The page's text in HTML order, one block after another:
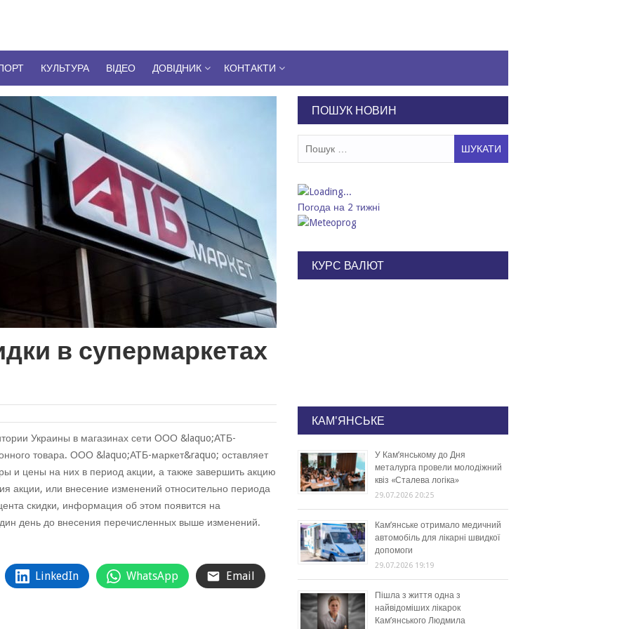
КУЛЬТУРА ВІДЕО ДОВІДНИК КОНТАКТИ
в супермаркетах
Украины в магазинах сети ООО &laquo;АТБ-
товара. ООО &laquo;АТБ-маркет&raquo; оставляет
и цены на них в период акции, а также завершить акцию
акции, или внесение изменений относительно периода
скидки, информация об этом появится на
день до внесения перечисленных выше изменений.
LinkedIn WhatsApp Email
ПОШУК НОВИН
Погода на 2 тижні
КУРС ВАЛЮТ
КАМ'ЯНСЬКЕ
У Кам’янському до Дня
металурга провели молодіжний
квіз «Сталева логіка»
29.07.2026 20:25
Кам’янське отримало медичний
автомобіль для лікарні швидкої
допомоги
29.07.2026 19:19
Пішла з життя одна з
найвідоміших лікарок
Кам’янського Людмила